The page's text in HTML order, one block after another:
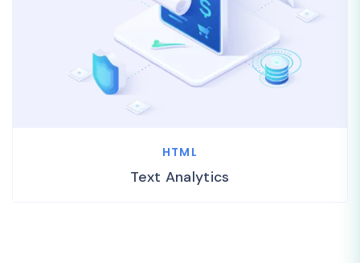
HTML
Text Analytics